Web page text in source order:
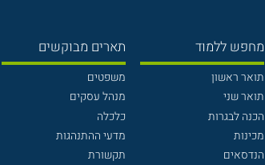
מחפש ללמוד
תואר ראשון
תואר שני
הכנה לבגרות
מכינות
הנדסאים
תארים מבוקשים
משפטים
מנהל עסקים
כלכלה
מדעי ההתנהגות
תקשורת